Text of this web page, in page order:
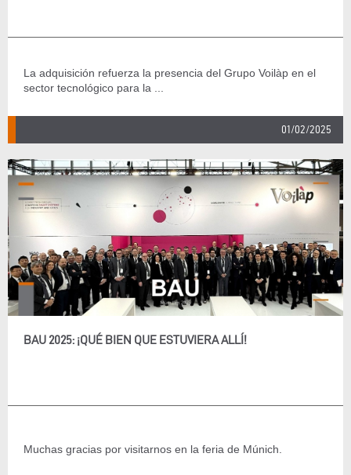
La adquisición refuerza la presencia del Grupo Voilàp en el
sector tecnológico para la ...
01/02/2025
BAU 2025: ¡QUÉ BIEN QUE ESTUVIERA ALLÍ!
Muchas gracias por visitarnos en la feria de Múnich.